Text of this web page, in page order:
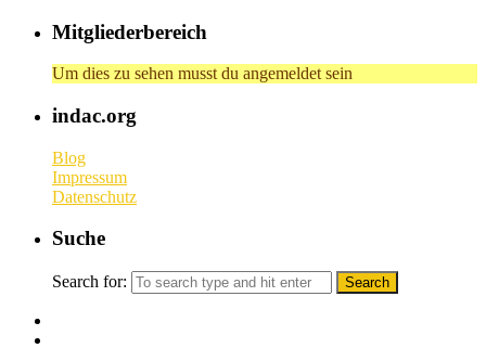
Mitgliederbereich
Um dies zu sehen musst du angemeldet sein
indac.org
Blog
Impressum
Datenschutz
Suche
Search for: